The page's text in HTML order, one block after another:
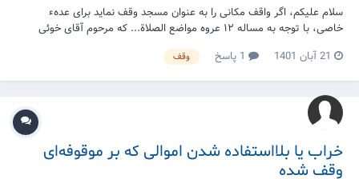
سلام علیکم، اگر واقف مکانی را به عنوان مسجد وقف نماید برای عدهء
خاصی، با توجه به مساله ۱۲ عروه مواضع الصلاة... که مرحوم آقای خوئی
صحیح نمی‌دانند، حال به نظر آقای سیستانی آیا به کل این وقف باطل است و
این مکان حکم مسجد را ندارد؟ و یا فقط شرط مذکور (محدود بودن به عده
خاص) صحیح نیست؟!
21 آبان 1401 وقف
خراب یا بلااستفاده شدن اموالی که بر موقوفه‌ای
وقف شده